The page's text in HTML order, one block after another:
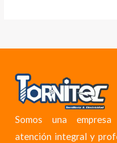
Somos una
atención integral y